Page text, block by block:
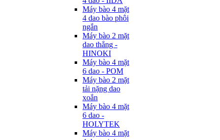
Máy bào 4 mặt
4 dao bào phôi
ngắn
Máy bào 2 mặt
dao thẳng -
HINOKI
Máy bào 4 mặt
6 dao - POM
Máy bào 2 mặt
tải nặng dao
xoắn
Máy bào 4 mặt
6 dao -
HOLYTEK
Máy bào 4 mặt